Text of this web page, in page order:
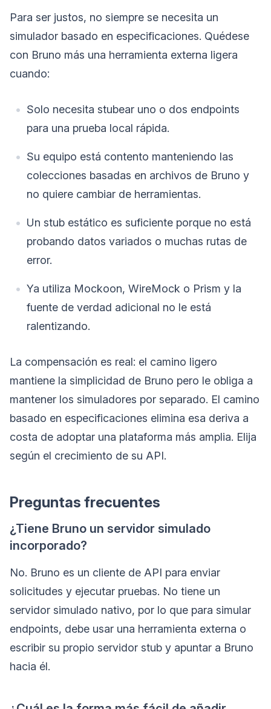
Para ser justos, no siempre se necesita un
simulador basado en especificaciones. Quédese
con Bruno más una herramienta externa ligera
cuando:
Solo necesita stubear uno o dos endpoints
para una prueba local rápida.
Su equipo está contento manteniendo las
colecciones basadas en archivos de Bruno y
no quiere cambiar de herramientas.
Un stub estático es suficiente porque no está
probando datos variados o muchas rutas de
error.
Ya utiliza Mockoon, WireMock o Prism y la
fuente de verdad adicional no le está
ralentizando.
La compensación es real: el camino ligero
mantiene la simplicidad de Bruno pero le obliga a
mantener los simuladores por separado. El camino
basado en especificaciones elimina esa deriva a
costa de adoptar una plataforma más amplia. Elija
según el crecimiento de su API.
Preguntas frecuentes
¿Tiene Bruno un servidor simulado
incorporado?
No. Bruno es un cliente de API para enviar
solicitudes y ejecutar pruebas. No tiene un
servidor simulado nativo, por lo que para simular
endpoints, debe usar una herramienta externa o
escribir su propio servidor stub y apuntar a Bruno
hacia él.